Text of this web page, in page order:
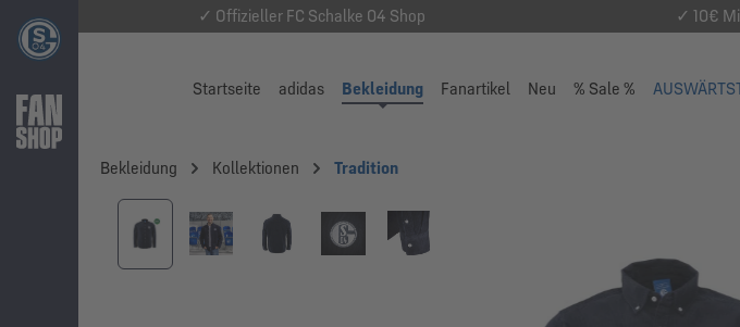
✓ Offizieller FC Schalke 04 Shop ✓ 10€
Startseite adidas Bekleidung Fanartikel Neu % Sale %
Bekleidung Kollektionen Tradition
Bildergalerie überspringen